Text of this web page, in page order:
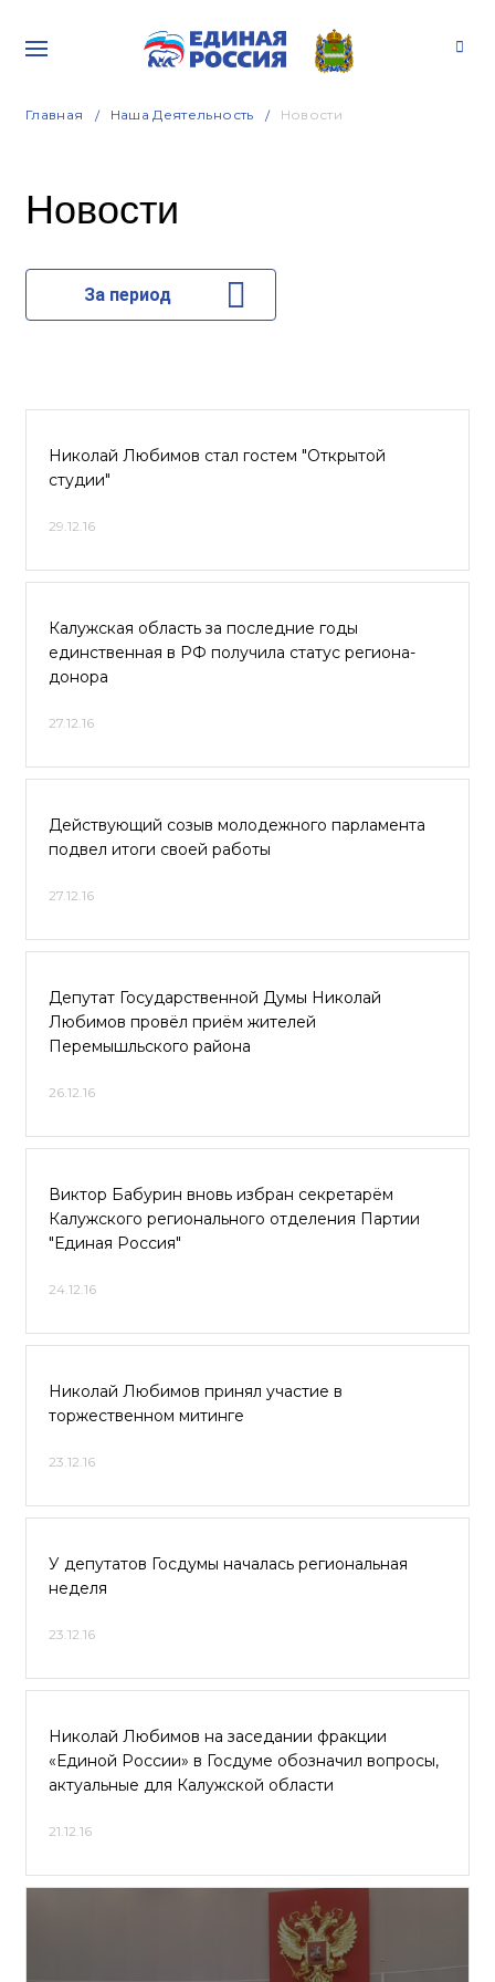
Главная Наша Деятельность Новости
Новости
За период
Николай Любимов стал гостем "Открытой
студии"
29.12.16
Калужская область за последние годы
единственная в РФ получила статус региона-
донора
27.12.16
Действующий созыв молодежного парламента
подвел итоги своей работы
27.12.16
Депутат Государственной Думы Николай
Любимов провёл приём жителей
Перемышльского района
26.12.16
Виктор Бабурин вновь избран секретарём
Калужского регионального отделения Партии
"Единая Россия"
24.12.16
Николай Любимов принял участие в
торжественном митинге
23.12.16
У депутатов Госдумы началась региональная
неделя
23.12.16
Николай Любимов на заседании фракции
«Единой России» в Госдуме обозначил вопросы,
актуальные для Калужской области
21.12.16